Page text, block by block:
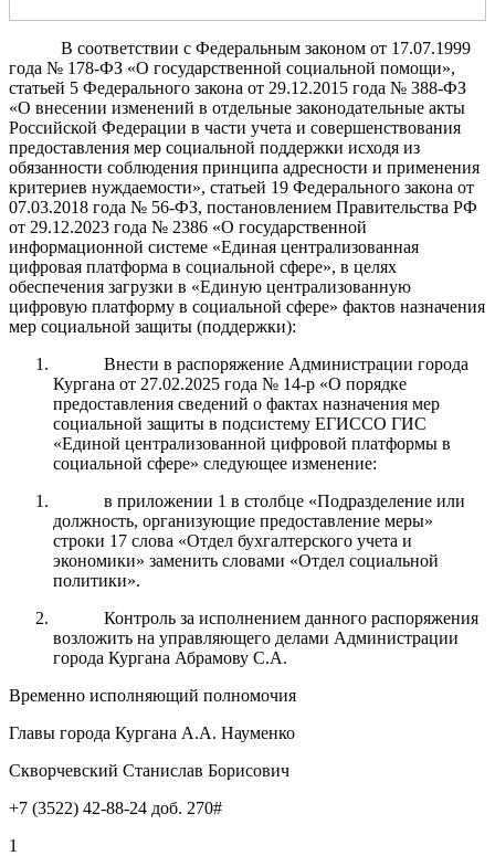
В соответствии с Федеральным законом от 17.07.1999
года № 178-ФЗ «О государственной социальной помощи»,
статьей 5 Федерального закона от 29.12.2015 года № 388-ФЗ
«О внесении изменений в отдельные законодательные акты
Российской Федерации в части учета и совершенствования
предоставления мер социальной поддержки исходя из
обязанности соблюдения принципа адресности и применения
критериев нуждаемости», статьей 19 Федерального закона от
07.03.2018 года № 56-ФЗ, постановлением Правительства РФ
от 29.12.2023 года № 2386 «О государственной
информационной системе «Единая централизованная
цифровая платформа в социальной сфере», в целях
обеспечения загрузки в «Единую централизованную
цифровую платформу в социальной сфере» фактов назначения
мер социальной защиты (поддержки):
Внести в распоряжение Администрации города
Кургана от 27.02.2025 года № 14-р «О порядке
предоставления сведений о фактах назначения мер
социальной защиты в подсистему ЕГИССО ГИС
«Единой централизованной цифровой платформы в
социальной сфере» следующее изменение:
в приложении 1 в столбце «Подразделение или
должность, организующие предоставление меры»
строки 17 слова «Отдел бухгалтерского учета и
экономики» заменить словами «Отдел социальной
политики».
Контроль за исполнением данного распоряжения
возложить на управляющего делами Администрации
города Кургана Абрамову С.А.
Временно исполняющий полномочия
Главы города Кургана А.А. Науменко
Скворчевский Станислав Борисович
+7 (3522) 42-88-24 доб. 270#
1